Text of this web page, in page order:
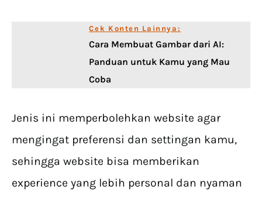
Cek Konten Lainnya:
Cara Membuat Gambar dari AI:
Panduan untuk Kamu yang Mau
Coba
Jenis ini memperbolehkan website agar
mengingat preferensi dan settingan kamu,
sehingga website bisa memberikan
experience yang lebih personal dan nyaman